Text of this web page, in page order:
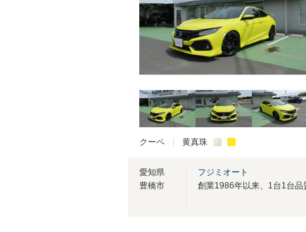
クーペ 黄真珠
愛知県
豊橋市
フジミオート